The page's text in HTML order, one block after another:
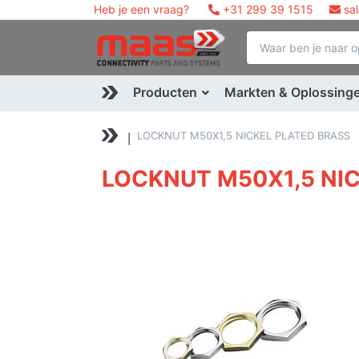
Heb je een vraag? +31 299 39 1515
Producten Markten &
LOCKNUT M50X1,5 NICKEL PLATED BRASS
LOCKNUT M50X1,5